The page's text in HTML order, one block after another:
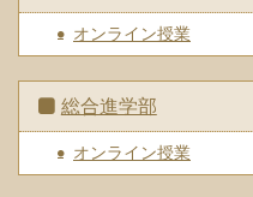
オンライン授業
総合進学部
オンライン授業